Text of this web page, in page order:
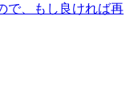
で、もし良ければ再